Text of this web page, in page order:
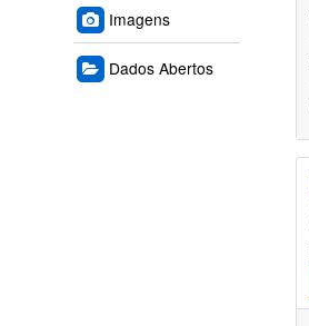
Imagens
Dados Abertos